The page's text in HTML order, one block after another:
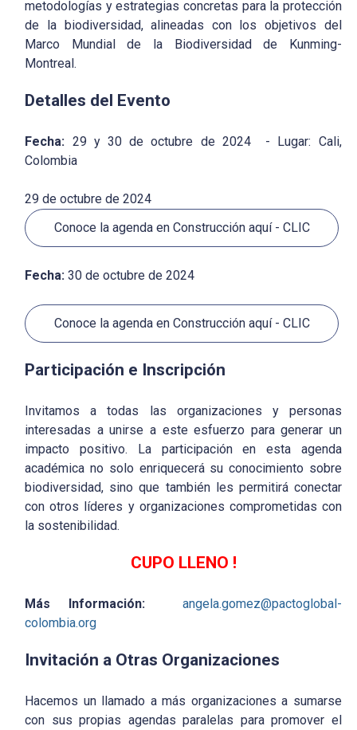
metodologías y estrategias concretas para la protección
de la biodiversidad, alineadas con los objetivos del
Marco Mundial de la Biodiversidad de Kunming-
Montreal.
Detalles del Evento
Fecha: 29 y 30 de octubre de 2024 - Lugar: Cali,
Colombia
29 de octubre de 2024
Conoce la agenda en Construcción aquí - CLIC
Fecha: 30 de octubre de 2024
Conoce la agenda en Construcción aquí - CLIC
Participación e Inscripción
Invitamos a todas las organizaciones y personas
interesadas a unirse a este esfuerzo para generar un
impacto positivo. La participación en esta agenda
académica no solo enriquecerá su conocimiento sobre
biodiversidad, sino que también les permitirá conectar
con otros líderes y organizaciones comprometidas con
la sostenibilidad.
CUPO LLENO !
Más Información:
angela.gomez@pactoglobal-
colombia.org
Invitación a Otras Organizaciones
Hacemos un llamado a más organizaciones a sumarse
con sus propias agendas paralelas para promover el